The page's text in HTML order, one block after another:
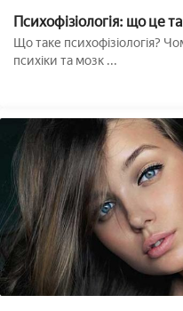
Психофізіологія: що це
теорії
Що таке психофізіологія?
психіки та мозк ...